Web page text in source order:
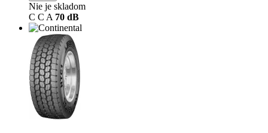
Nie je skladom
C C A 70 dB